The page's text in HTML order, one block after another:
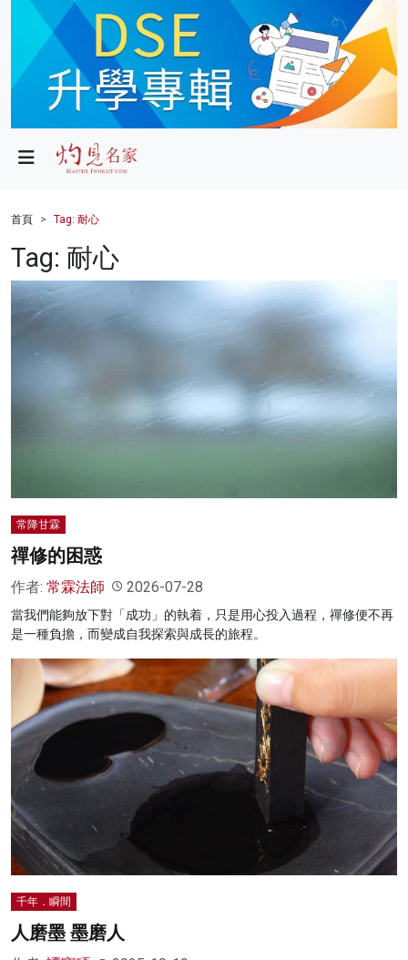
政局
財經
健康
商業
科技
首頁 Tag: 耐心
Tag: 耐心
常降甘霖
禪修的困惑
作者: 常霖法師 2026-07-28
當我們能夠放下對「成功」的執着，只是用心投入過程，禪修便不再
是一種負擔，而變成自我探索與成長的旅程。
千年．瞬間
人磨墨 墨磨人